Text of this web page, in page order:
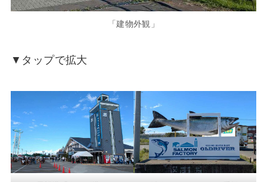
「建物外観」
▼タップで拡大